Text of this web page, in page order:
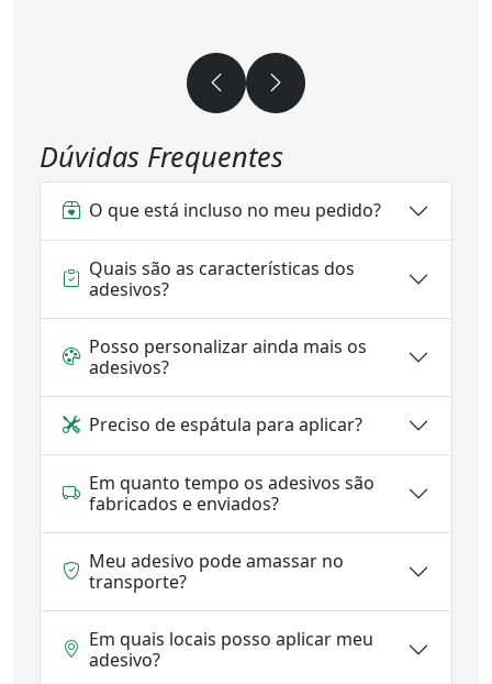
Dúvidas Frequentes
O que está incluso no meu pedido?
Quais são as características dos
adesivos?
Posso personalizar ainda mais os
adesivos?
Preciso de espátula para aplicar?
Em quanto tempo os adesivos são
fabricados e enviados?
Meu adesivo pode amassar no
transporte?
Em quais locais posso aplicar meu
adesivo?